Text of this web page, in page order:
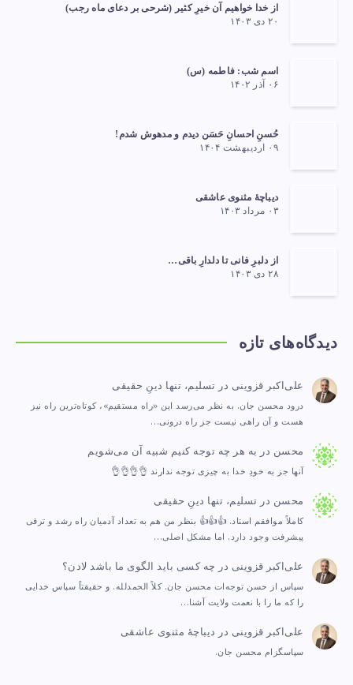
از خدا خواهیم آن خیرِ کثیر (شرحی بر دعای ماه رجب)
۲۰ دی ۱۴۰۳
اسم شب: فاطمه (س)
۰۶ آذر ۱۴۰۲
حُسنِ احسانِ حَسَن دیدم و مدهوش شدم!
۰۹ اردیبهشت ۱۴۰۴
دیباچهٔ مثنوی عاشقی
۰۳ مرداد ۱۴۰۳
از دلبرِ فانی تا دلدارِ باقی…
۲۸ دی ۱۴۰۳
دیدگاه‌های تازه
علی‌اکبر قزوینی در تسلیم، تنها دینِ حقیقی
درود محسن جان. به نظر می‌رسد این «راه مستقیم»، کوتاه‌ترین راه نیز
هست و آن راهی نیست جز راه درونی…
محسن در به هر چه توجه کنیم شبیه آن می‌شویم
آنها جز به خودِ خدا به چیزی توجه ندارند 👌👌👌👌
محسن در تسلیم، تنها دینِ حقیقی
کاملاً موافقم استاد. 👍👍👍 بنظر من هم به تعداد آدمیان راه رشد و ترقی
پیشرفت وجود دارد. اما مشکل اصلی…
علی‌اکبر قزوینی در چه کسی باید الگوی ما باشد لادن؟
سپاس از حسن توجه‌ات محسن جان. کلاً الحمدلله. و حقیقتاً سپاس خدایی
را که ما را با نعمت ولایت آشنا…
علی‌اکبر قزوینی در دیباچهٔ مثنوی عاشقی
سپاسگزام محسن جان.